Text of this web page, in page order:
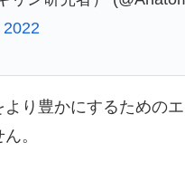
2022
より豊かにするための
。